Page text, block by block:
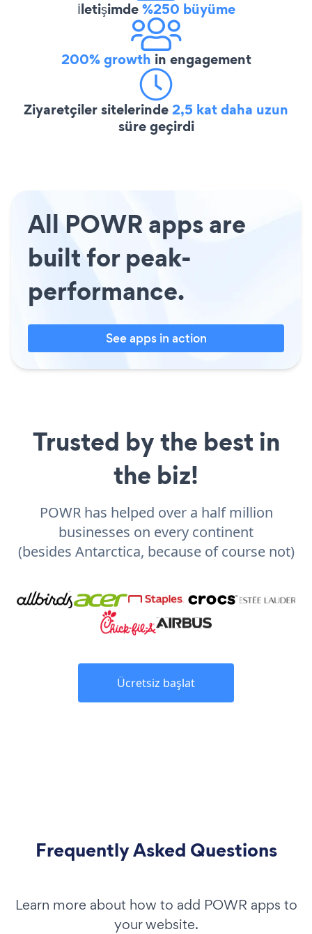
İletişimde%250 büyüme
200% growth in engagement
Ziyaretçiler sitelerinde2,5 kat daha uzun
süre geçirdi
All POWR apps are
built for peak-
performance.
See apps in action
Trusted by the best in
the biz!
POWR has helped over a half million
businesses on every continent
(besides Antarctica, because of course not)
Ücretsiz başlat
Frequently Asked Questions
Learn more about how to add POWR apps to
your website.